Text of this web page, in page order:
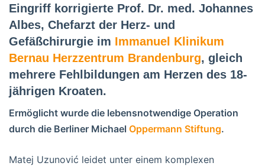
Eingriff korrigierte Prof. Dr. med. Johannes
Albes, Chefarzt der Herz- und
Gefäßchirurgie im Immanuel Klinikum
Bernau Herzzentrum Brandenburg, gleich
mehrere Fehlbildungen am Herzen des 18-
jährigen Kroaten.
Ermöglicht wurde die lebensnotwendige Operation
durch die Berliner Michael Oppermann Stiftung.
Matej Uzunović leidet unter einem komplexen